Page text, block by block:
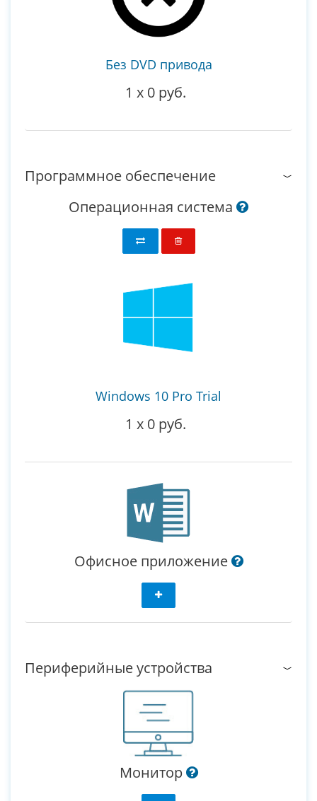
Без DVD привода
1 x 0 руб.
Программное обеспечение
Операционная система
Windows 10 Pro Trial
1 x 0 руб.
Офисное приложение
Периферийные устройства
Монитор